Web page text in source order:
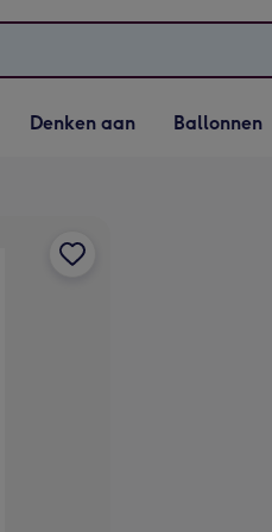
Vervolgkeuzelijst
Denken aan openen
Denken aan
Vervolgkeuzelijst
Ballonnen openen
Ballonnen